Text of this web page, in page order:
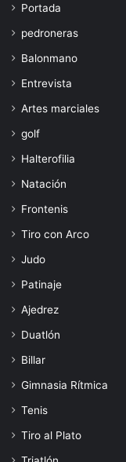
Portada
pedroneras
Balonmano
Entrevista
Artes marciales
golf
Halterofilia
Natación
Frontenis
Tiro con Arco
Judo
Patinaje
Ajedrez
Duatlón
Billar
Gimnasia Rítmica
Tenis
Tiro al Plato